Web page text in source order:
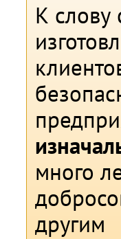
К слову
много
другим